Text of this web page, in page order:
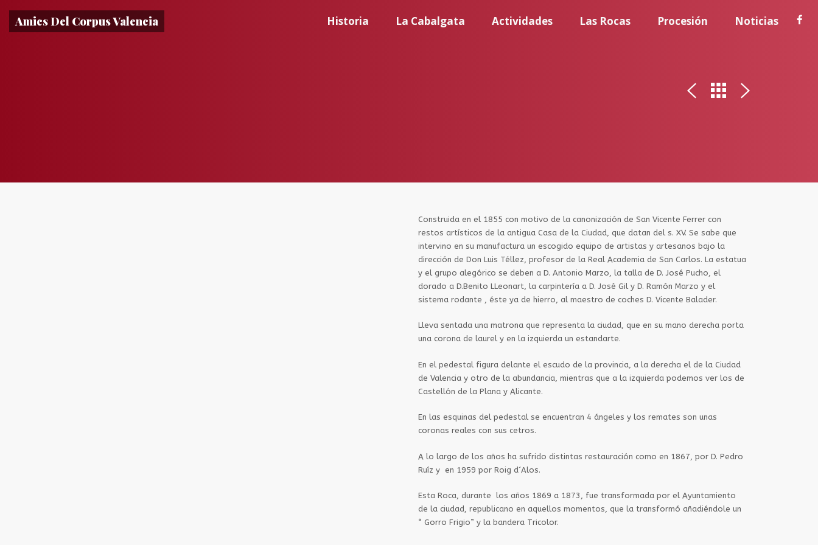
Amics Del Corpus Valencia Historia La Cabalgata Actividades Las Rocas Procesión Noticias
Construida en el 1855 con motivo de la canonización de San Vicente Ferrer con
restos artísticos de la antigua Casa de la Ciudad, que datan del s. XV. Se sabe que
intervino en su manufactura un escogido equipo de artistas y artesanos bajo la
dirección de Don Luis Téllez, profesor de la Real Academia de San Carlos. La estatua
y el grupo alegórico se deben a D. Antonio Marzo, la talla de D. José Pucho, el
dorado a D.Benito LLeonart, la carpintería a D. José Gil y D. Ramón Marzo y el
sistema rodante , éste ya de hierro, al maestro de coches D. Vicente Balader.
Lleva sentada una matrona que representa la ciudad, que en su mano derecha porta
una corona de laurel y en la izquierda un estandarte.
En el pedestal figura delante el escudo de la provincia, a la derecha el de la Ciudad
de Valencia y otro de la abundancia, mientras que a la izquierda podemos ver los de
Castellón de la Plana y Alicante.
En las esquinas del pedestal se encuentran 4 ángeles y los remates son unas
coronas reales con sus cetros.
A lo largo de los años ha sufrido distintas restauración como en 1867, por D. Pedro
Ruíz y en 1959 por Roig d´Alos.
Esta Roca, durante los años 1869 a 1873, fue transformada por el Ayuntamiento
de la ciudad, republicano en aquellos momentos, que la transformó añadiéndole un
“ Gorro Frigio” y la bandera Tricolor.